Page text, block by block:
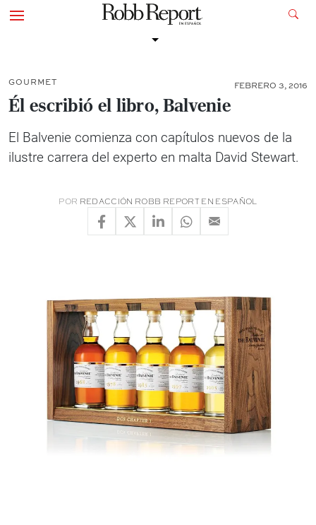
GOURMET FEBRERO 3, 2016
Él escribió el libro, Balvenie
El Balvenie comienza con capítulos nuevos de la
ilustre carrera del experto en malta David Stewart.
POR REDACCIÓN ROBB REPORT EN ESPAÑOL